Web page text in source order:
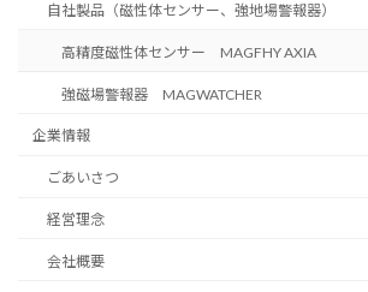
自社製品（磁性体センサー、強地場警報器）
高精度磁性体センサー MAGFHY AXIA
強磁場警報器 MAGWATCHER
企業情報
ごあいさつ
経営理念
会社概要